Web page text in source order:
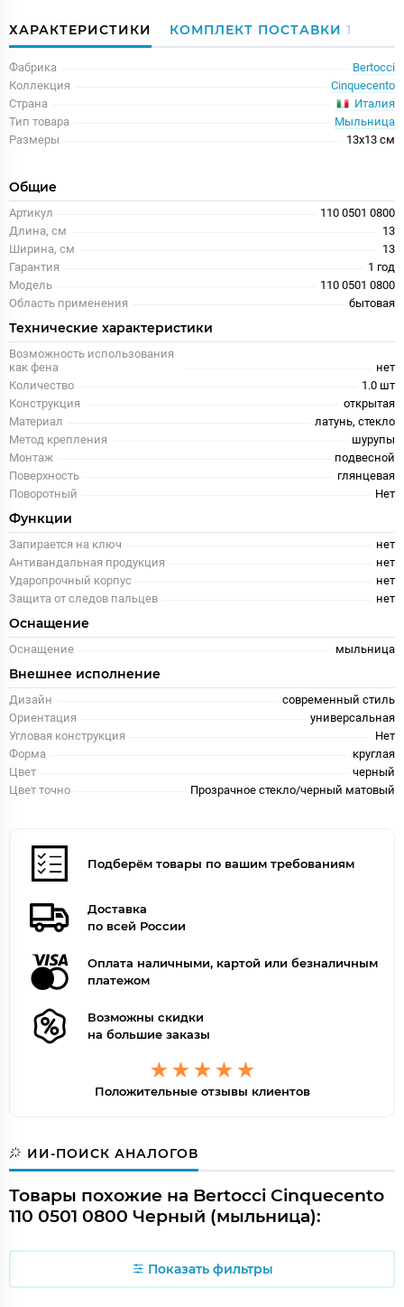
ХАРАКТЕРИСТИКИ КОМПЛЕКТ ПОСТАВКИ 1
Фабрика
Bertocci
Коллекция
Cinquecento
Страна
Италия
Тип товара
Мыльница
Размеры
13x13 см
Общие
Артикул
110 0501 0800
Длина, см
13
Ширина, см
13
Гарантия
1 год
Модель
110 0501 0800
Область применения
бытовая
Технические характеристики
Возможность использования
как фена
нет
Количество
1.0 шт
Конструкция
открытая
Материал
латунь, стекло
Метод крепления
шурупы
Монтаж
подвесной
Поверхность
глянцевая
Поворотный
Нет
Функции
Запирается на ключ
нет
Антивандальная продукция
нет
Ударопрочный корпус
нет
Защита от следов пальцев
нет
Оснащение
Оснащение мыльница
Внешнее исполнение
Дизайн
современный стиль
Ориентация
универсальная
Угловая конструкция
Нет
Форма
круглая
Цвет
черный
Цвет точно
Прозрачное стекло/черный матовый
Подберём товары по вашим требованиям
Доставка
по всей России
Оплата наличными, картой или безналичным
платежом
Возможны скидки
на большие заказы
Положительные отзывы клиентов
ИИ-ПОИСК АНАЛОГОВ
Товары похожие на Bertocci Cinquecento
110 0501 0800 Черный (мыльница):
Показать фильтры